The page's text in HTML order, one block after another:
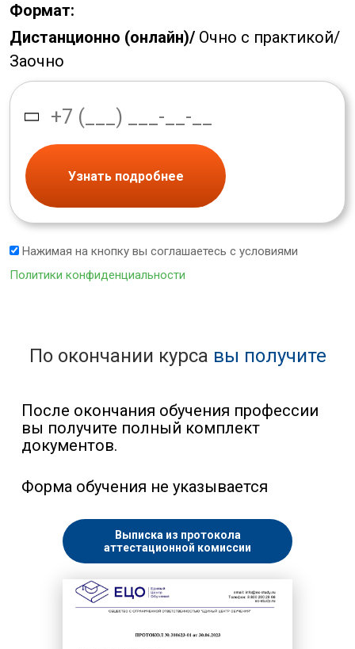
Формат:
Дистанционно (онлайн)/ Очно с практикой/
Заочно
Узнать подробнее
Нажимая на кнопку вы соглашаетесь с условиями
Политики конфиденциальности
По окончании курса вы получите
После окончания обучения профессии
вы получите полный комплект
документов.
Форма обучения не указывается
Выписка из протокола
аттестационной комиссии